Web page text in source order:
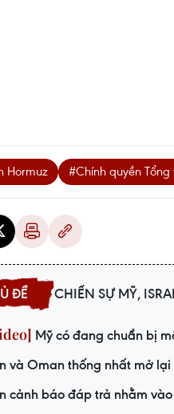
Hormuz #Chính quyền
CHIẾN SỰ MỸ,
Mỹ có đang chuẩn bị
và Oman thống nhất mở
cảnh báo đáp trả nhằm